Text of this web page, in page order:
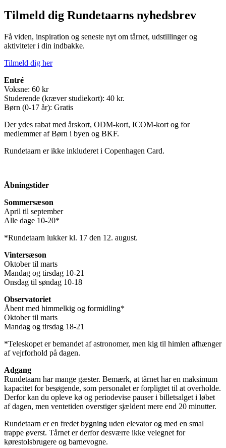
Tilmeld dig Rundetaarns nyhedsbrev
Få viden, inspiration og seneste nyt om tårnet, udstillinger og
aktiviteter i din indbakke.
Tilmeld dig her
Entré
Voksne: 60 kr
Studerende (kræver studiekort): 40 kr.
Børn (0-17 år): Gratis
Der ydes rabat med årskort, ODM-kort, ICOM-kort og for
medlemmer af Børn i byen og BKF.
Rundetaarn er ikke inkluderet i Copenhagen Card.
Åbningstider
Sommersæson
April til september
Alle dage 10-20*
*Rundetaarn lukker kl. 17 den 12. august.
Vintersæson
Oktober til marts
Mandag og tirsdag 10-21
Onsdag til søndag 10-18
Observatoriet
Åbent med himmelkig og formidling*
Oktober til marts
Mandag og tirsdag 18-21
*Teleskopet er bemandet af astronomer, men kig til himlen afhænger
af vejrforhold på dagen.
Adgang
Rundetaarn har mange gæster. Bemærk, at tårnet har en maksimum
kapacitet for besøgende, som personalet er forpligtet til at overholde.
Derfor kan du opleve kø og periodevise pauser i billetsalget i løbet
af dagen, men ventetiden overstiger sjældent mere end 20 minutter.
Rundetaarn er en fredet bygning uden elevator og med en smal
trappe øverst. Tårnet er derfor desværre ikke velegnet for
kørestolsbrugere og barnevogne.